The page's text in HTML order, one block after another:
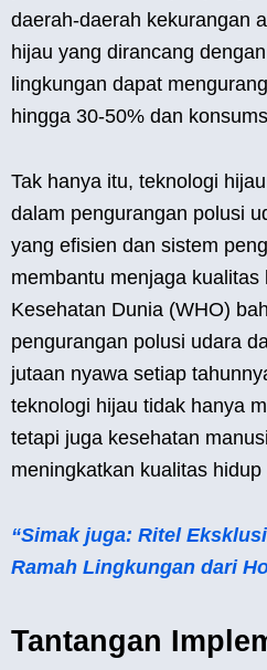
daerah-daerah kekurangan
hijau yang dirancang
lingkungan dapat
hingga 30-50% dan
Tak hanya itu, teknologi
dalam pengurangan polusi
yang efisien dan sistem
membantu menjaga
Kesehatan Dunia (WHO)
pengurangan polusi udara
jutaan nyawa setiap
teknologi hijau tidak hanya
tetapi juga kesehatan
meningkatkan kualitas
“Simak juga: Ritel
Ramah Lingkungan dari
Tantangan